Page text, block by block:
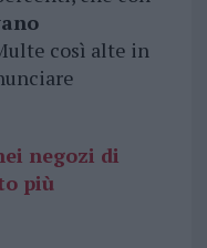
così alte in
negozi di
più